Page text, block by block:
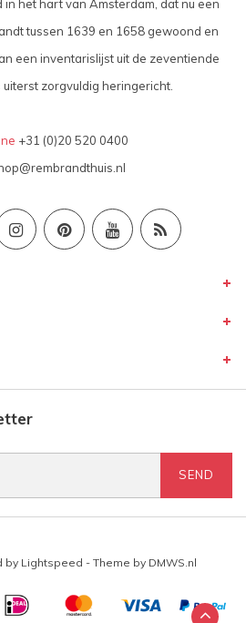
in het hart van Amsterdam, dat nu een
tussen 1639 en 1658 gewoond en
een inventarislijst uit de zeventiende
uiterst zorgvuldig heringericht.
+31 (0)20 520 0400
SEND
by Lightspeed - Theme by DMWS.nl